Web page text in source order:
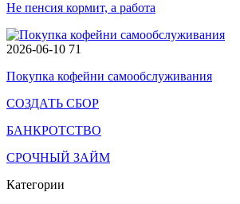
Не пенсия кормит, а работа
2026-06-10 71
Покупка кофейни самообслуживания
СОЗДАТЬ СБОР
БАНКРОТСТВО
СРОЧНЫЙ ЗАЙМ
Категории